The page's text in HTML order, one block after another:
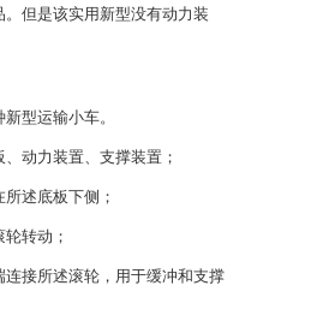
但是该实用新型没有动力装
型运输小车。
动力装置、支撑装置；
述底板下侧；
转动；
接所述滚轮，用于缓冲和支撑